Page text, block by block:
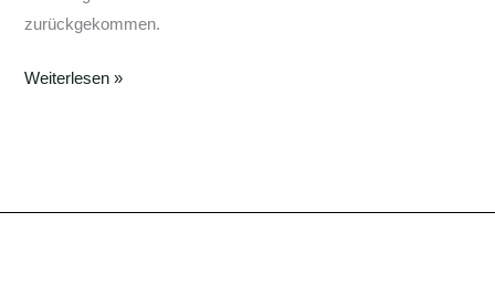
zurückgekommen.
Weiterlesen »